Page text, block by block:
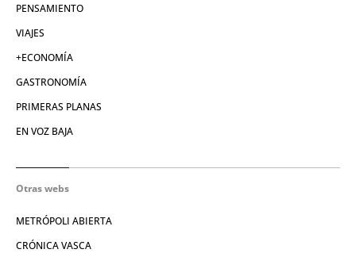
PENSAMIENTO
VIAJES
+ECONOMÍA
GASTRONOMÍA
PRIMERAS PLANAS
EN VOZ BAJA
Otras webs
METRÓPOLI ABIERTA
CRÓNICA VASCA